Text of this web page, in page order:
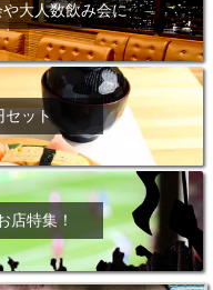
大人数飲み会に
セット
店特集！